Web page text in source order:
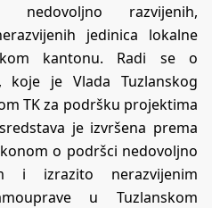
nedovoljno razvijenih,
jedinica lokalne
kantonu. Radi se o
je Vlada Tuzlanskog
TK za podršku projektima
je izvršena prema
o podršci nedovoljno
i izrazito nerazvijenim
u Tuzlanskom